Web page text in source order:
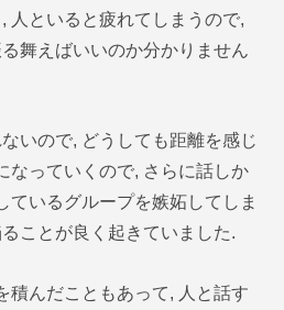
人といると疲れてしまうので,
舞えばいいのか分かりません
いので, どうしても距離を感じ
なっていくので, さらに話しか
ているグループを嫉妬してしま
ことが良く起きていました.
積んだこともあって, 人と話す